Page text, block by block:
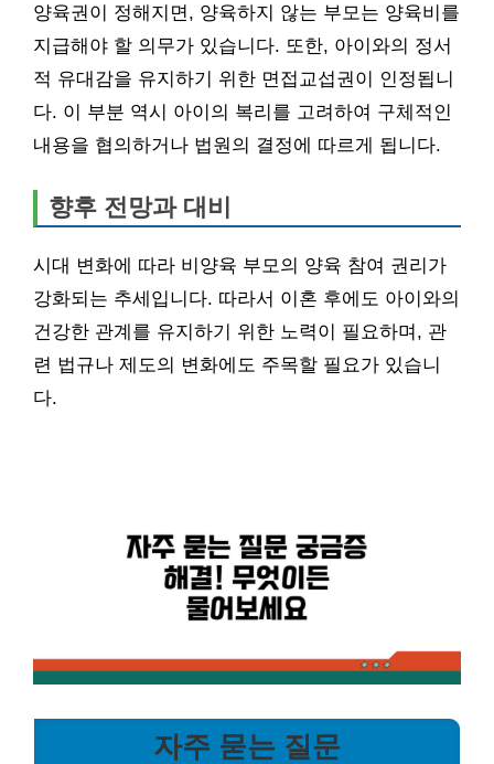
양육권이 정해지면, 양육하지 않는 부모는 양육비를
지급해야 할 의무가 있습니다. 또한, 아이와의 정서
적 유대감을 유지하기 위한 면접교섭권이 인정됩니
다. 이 부분 역시 아이의 복리를 고려하여 구체적인
내용을 협의하거나 법원의 결정에 따르게 됩니다.
향후 전망과 대비
시대 변화에 따라 비양육 부모의 양육 참여 권리가
강화되는 추세입니다. 따라서 이혼 후에도 아이와의
건강한 관계를 유지하기 위한 노력이 필요하며, 관
련 법규나 제도의 변화에도 주목할 필요가 있습니
다.
자주 묻는 질문